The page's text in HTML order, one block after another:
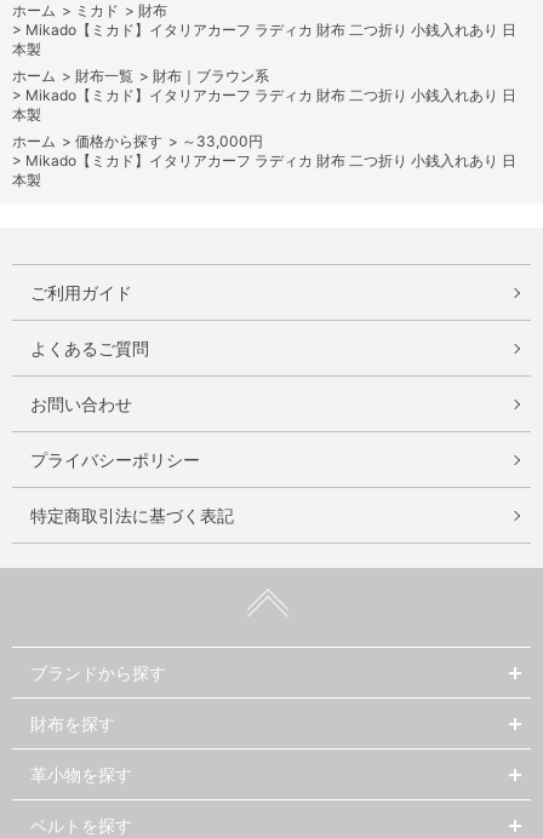
ホーム > ミカド > 財布
> Mikado【ミカド】イタリアカーフ ラディカ 財布 二つ折り 小銭入れあり 日
本製
ホーム > 財布一覧 > 財布｜ブラウン系
> Mikado【ミカド】イタリアカーフ ラディカ 財布 二つ折り 小銭入れあり 日
本製
ホーム > 価格から探す > ～33,000円
> Mikado【ミカド】イタリアカーフ ラディカ 財布 二つ折り 小銭入れあり 日
本製
ご利用ガイド
よくあるご質問
お問い合わせ
プライバシーポリシー
特定商取引法に基づく表記
ブランドから探す
財布を探す
革小物を探す
ベルトを探す